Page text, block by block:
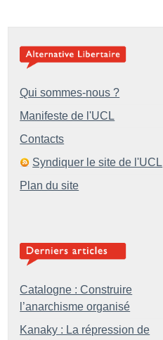
Qui sommes-nous ?
Manifeste de l'UCL
Contacts
Syndiquer le site de l'UCL
Plan du site
Catalogne : Construire
l’anarchisme organisé
Kanaky : La répression de